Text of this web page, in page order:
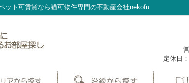
ット可賃貸なら猫可物件専門の不動産会社nekofu
定休日